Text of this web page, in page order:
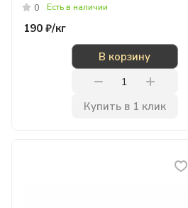
0 Есть в наличии
190 ₽/кг
В корзину
Купить в 1 клик